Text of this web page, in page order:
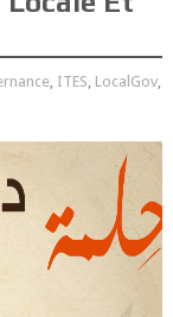
, ITES, LocalGov,